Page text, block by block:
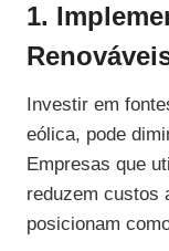
1.
Investir em
eólica, pode
Empresas que
reduzem custos
posicionam